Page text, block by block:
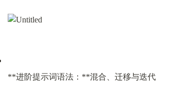
**进阶提示词语法：**混合、迁移与迭代